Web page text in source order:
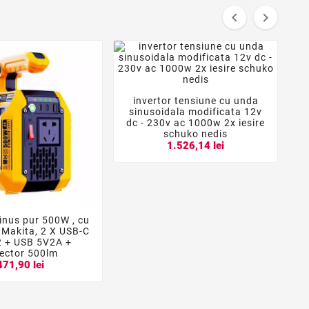
 
 
pur 500W , cu
2 X USB-C
+ USB 5V2A +
500lm
lei
  
invertor tensiune cu unda
sinusoidala modificata 12v
dc - 230v ac 1000w 2x iesire
schuko nedis
1.526,14 lei